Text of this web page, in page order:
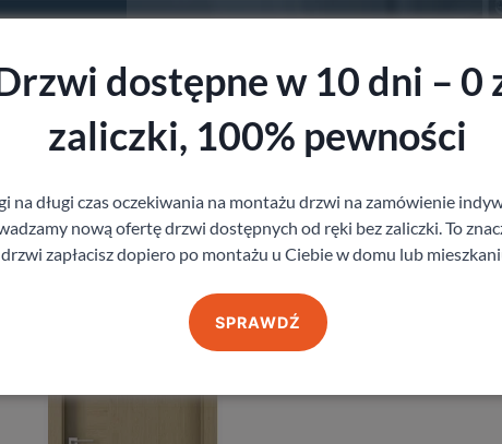
z pomocy Doradcy przy wyborze
Produkty z kategorii Bestsellery – drzwi pokojowe
dostępne w 10 dni – 0
zaliczki, 100% pewności
na długi czas oczekiwania na montażu drzwi na zamówienie
nową ofertę drzwi dostępnych od ręki bez zaliczki. To
drzwi zapłacisz dopiero po montażu u Ciebie w domu lub
SPRAWDŹ